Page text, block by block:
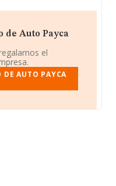
de Auto Payca
el
DE AUTO PAYCA